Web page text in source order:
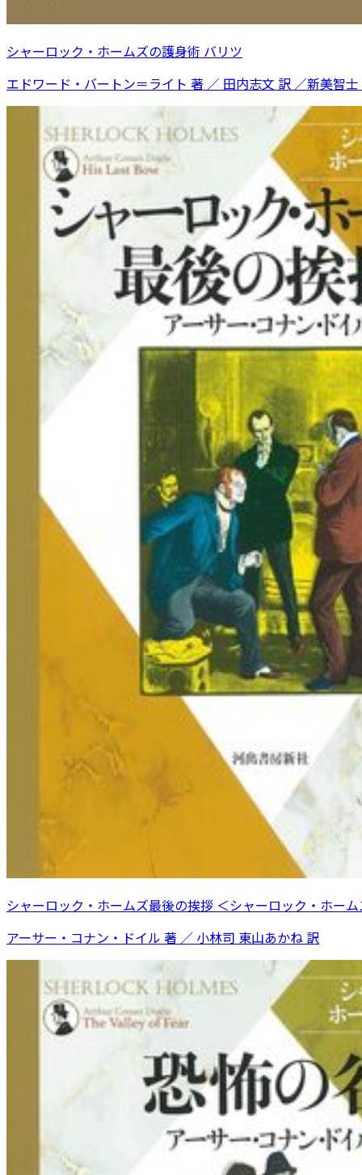
シャーロック・ホームズの護身術 バリツ
エドワード・バートン＝ライト 著 ／ 田内志文 訳 ／新美智
シャーロック・ホームズ最後の挨拶 ＜シャーロック・ホー
アーサー・コナン・ドイル 著 ／ 小林司 東山あかね 訳